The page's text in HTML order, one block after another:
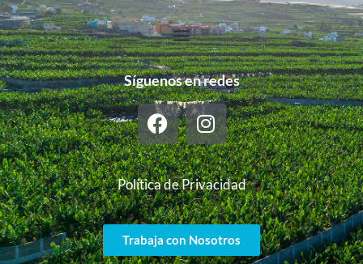
Síguenos en redes
Política de Privacidad
Trabaja con Nosotros